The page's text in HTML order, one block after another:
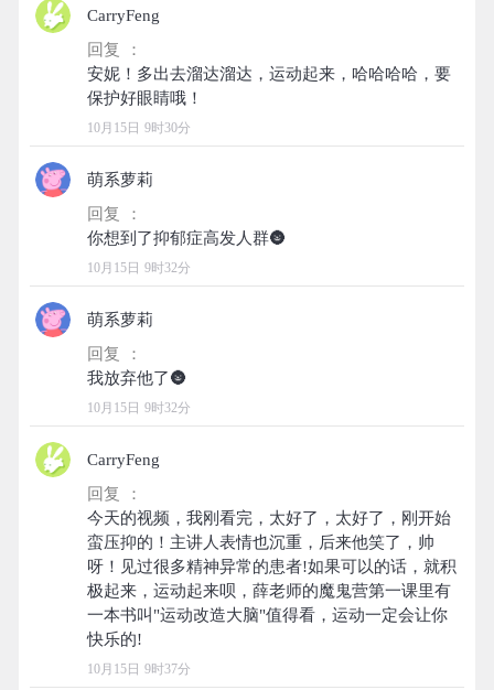
CarryFeng
回复 ：
安妮！多出去溜达溜达，运动起来，哈哈哈哈，要
10月15日 9时30分
萌系萝莉
回复 ：
10月15日 9时32分
萌系萝莉
回复 ：
10月15日 9时32分
CarryFeng
回复 ：
今天的视频，我刚看完，太好了，太好了，刚开始
蛮压抑的！主讲人表情也沉重，后来他笑了，帅
呀！见过很多精神异常的患者!如果可以的话，就积
极起来，运动起来呗，薛老师的魔鬼营第一课里有
一本书叫"运动改造大脑"值得看，运动一定会让你
10月15日 9时37分